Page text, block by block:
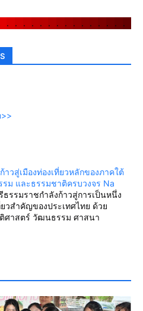
. . . . . . . . . . . . . . .
วสู่เมืองท่องเที่ยวหลักของภาคใต้
ม และธรรมชาติครบวงจร Na
ธรรมราชกำลังก้าวสู่การเป็นหนึ่ง
วสำคัญของประเทศไทย ด้วย
ศาสตร์ วัฒนธรรม ศาสนา